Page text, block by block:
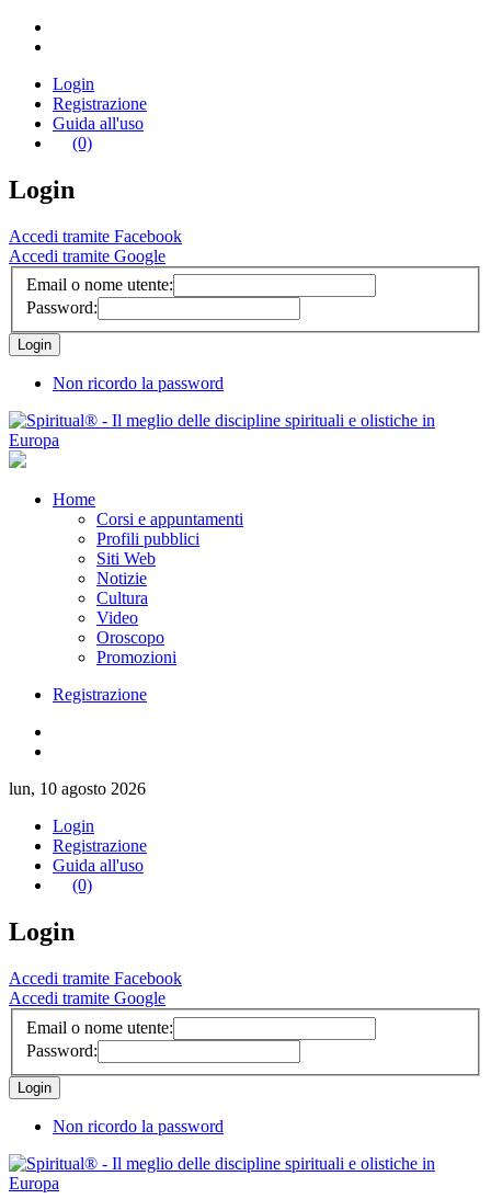
Login
Registrazione
Guida all'uso
(0)
Login
Accedi tramite Facebook
Accedi tramite Google
Email o nome utente:
Password:
Non ricordo la password
Home
Corsi e appuntamenti
Profili pubblici
Siti Web
Notizie
Cultura
Video
Oroscopo
Promozioni
Registrazione
lun, 10 agosto 2026
Login
Registrazione
Guida all'uso
(0)
Login
Accedi tramite Facebook
Accedi tramite Google
Email o nome utente:
Password:
Non ricordo la password